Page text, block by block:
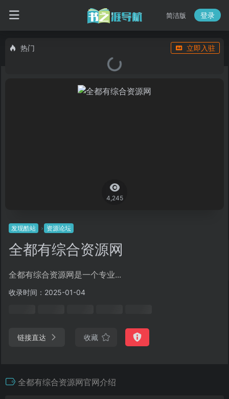
简洁版 登录
热门 立即入驻
4,245
发现酷站 资源论坛
全都有综合资源网
全都有综合资源网是一个专业...
收录时间：2025-01-04
链接直达 收藏
全都有综合资源网官网介绍